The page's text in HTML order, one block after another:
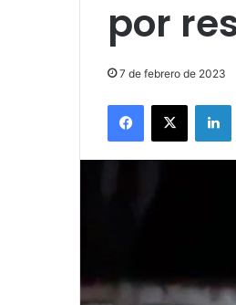
por
7 de febrero de 2023
Facebook
X